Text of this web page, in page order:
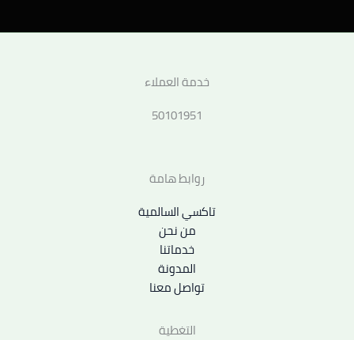
خدمة العملاء
50101951
روابط هامة
تاكسي السالمية
من نحن
خدماتنا
المدونة
تواصل معنا
التغطية